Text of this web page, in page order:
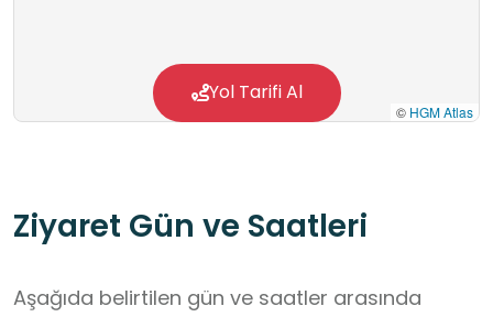
© HGM Atlas
Yol Tarifi Al
Ziyaret Gün ve Saatleri
Aşağıda belirtilen gün ve saatler arasında